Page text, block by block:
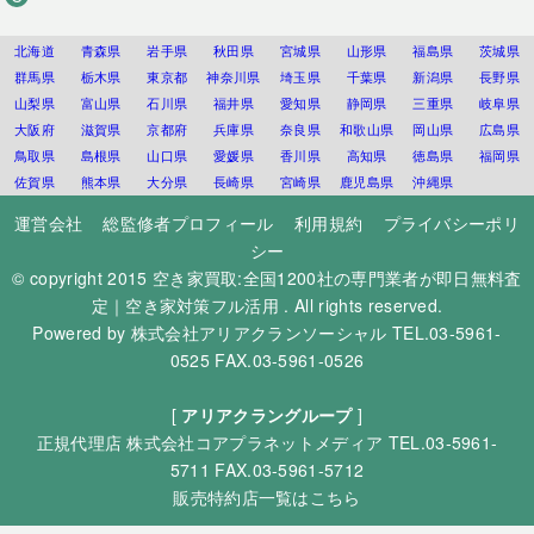
北海道 青森県 岩手県 秋田県 宮城県 山形県 福島県
茨城県
群馬県
栃木県 東京都 神奈川県 埼玉県 千葉県 新潟県
長野県
山梨県
富山県 石川県 福井県 愛知県 静岡県 三重県
岐阜県
大阪府
滋賀県 京都府 兵庫県 奈良県 和歌山県 岡山県
広島県
鳥取県
島根県 山口県 愛媛県 香川県 高知県 徳島県
福岡県
佐賀県
熊本県 大分県 長崎県 宮崎県 鹿児島県 沖縄県
運営会社 総監修者プロフィール 利用規約
プライバシーポリ
シー
© copyright 2015 空き家買取:全国1200社の専門業者が即日無料査
定｜空き家対策フル活用 . All rights reserved.
Powered by 株式会社アリアクランソーシャル TEL.03-5961-
0525 FAX.03-5961-0526
[ アリアクラングループ]
正規代理店株式会社コアプラネットメディア TEL.03-5961-
5711 FAX.03-5961-5712
販売特約店一覧はこちら